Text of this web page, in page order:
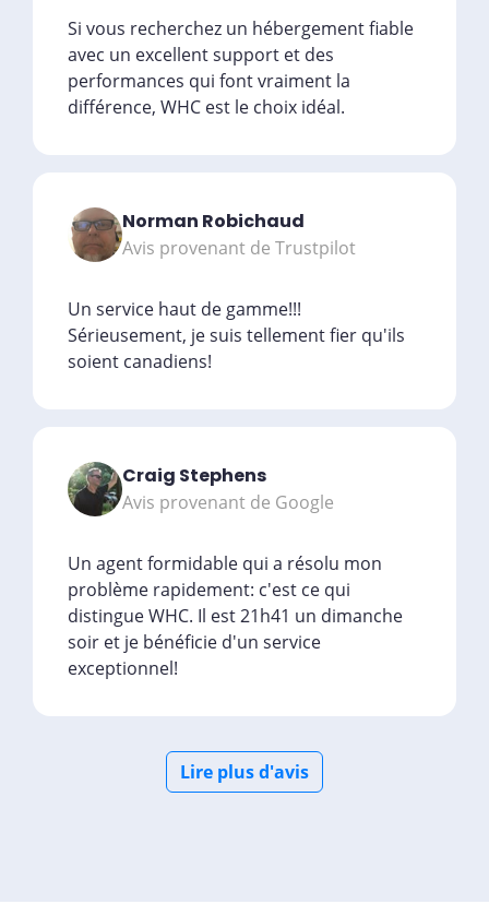
Si vous recherchez un hébergement fiable
avec un excellent support et des
performances qui font vraiment la
différence, WHC est le choix idéal.
Norman Robichaud
Avis provenant de Trustpilot
Un service haut de gamme!!!
Sérieusement, je suis tellement fier qu'ils
soient canadiens!
Craig Stephens
Avis provenant de Google
Un agent formidable qui a résolu mon
problème rapidement: c'est ce qui
distingue WHC. Il est 21h41 un dimanche
soir et je bénéficie d'un service
exceptionnel!
Lire plus d'avis